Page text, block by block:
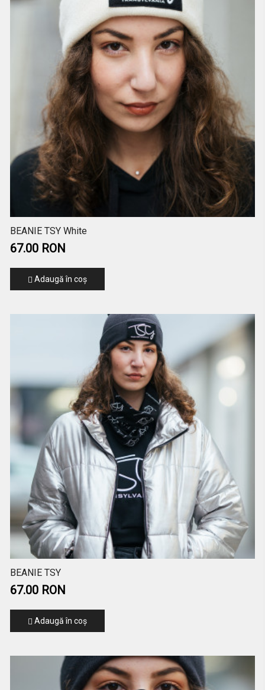
BEANIE TSY White
67.00 RON
Adaugă în coş
BEANIE TSY
67.00 RON
Adaugă în coş